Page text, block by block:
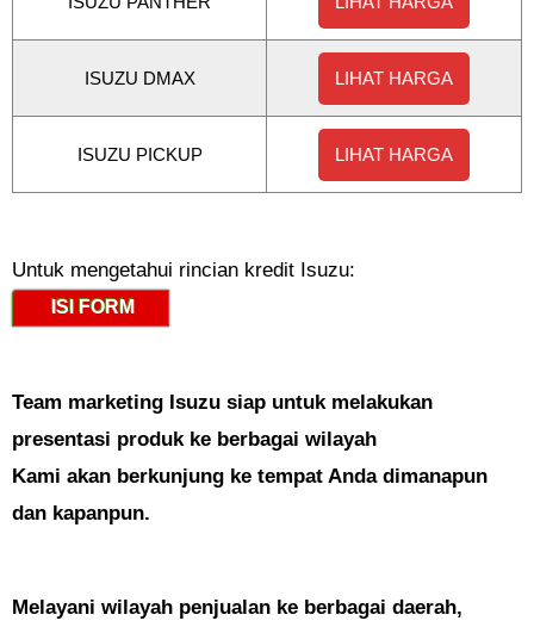
ISUZU DMAX LIHAT HARGA
ISUZU PICKUP LIHAT HARGA
Untuk mengetahui rincian kredit Isuzu:
ISI FORM
Team marketing Isuzu siap untuk melakukan
presentasi produk ke berbagai wilayah
Kami akan berkunjung ke tempat Anda dimanapun
dan kapanpun.
Melayani wilayah penjualan ke berbagai daerah,